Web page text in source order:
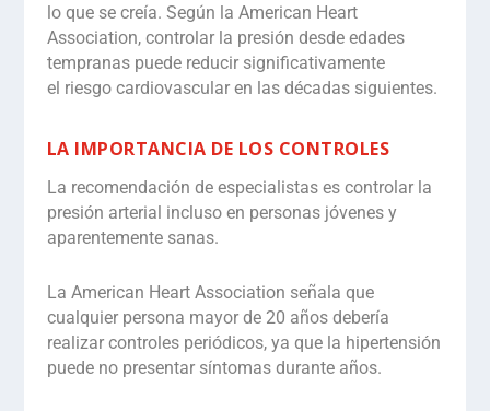
lo que se creía. Según la American Heart
Association, controlar la presión desde edades
tempranas puede reducir significativamente
el riesgo cardiovascular en las décadas siguientes.
LA IMPORTANCIA DE LOS CONTROLES
La recomendación de especialistas es controlar la
presión arterial incluso en personas jóvenes y
aparentemente sanas.
La American Heart Association señala que
cualquier persona mayor de 20 años debería
realizar controles periódicos, ya que la hipertensión
puede no presentar síntomas durante años.